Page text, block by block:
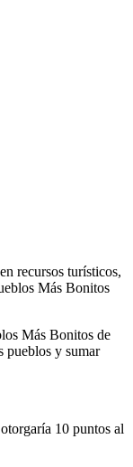
recursos turísticos,
Más Bonitos
Más Bonitos de
pueblos y sumar
10 puntos al